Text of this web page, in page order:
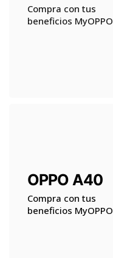
Compra con tus
beneficios MyOPPO
OPPO A40
Compra con tus
beneficios MyOPPO